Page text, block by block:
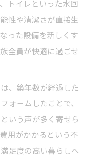
トイレといった水回
性や清潔さが直接生
った設備を新しくす
全員が快適に過ごせ
、築年数が経過した
ォームしたことで、
いう声が多く寄せら
用がかかるという不
足度の高い暮らしへ